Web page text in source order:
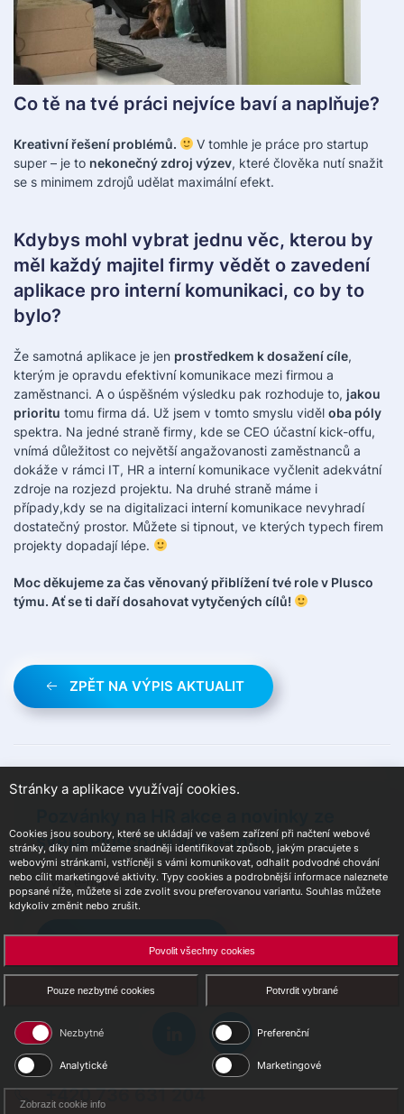
Co tě na tvé práci nejvíce baví a naplňuje?
Kreativní řešení problémů.
V tomhle je práce pro startup
super – je to nekonečný zdroj výzev, které člověka nutí snažit
se s minimem zdrojů udělat maximální efekt.
Kdybys mohl vybrat jednu věc, kterou by
měl každý majitel firmy vědět o zavedení
aplikace pro interní komunikaci, co by to
bylo?
Že samotná aplikace je jen prostředkem k dosažení cíle,
kterým je opravdu efektivní komunikace mezi firmou a
zaměstnanci. A o úspěšném výsledku pak rozhoduje to, jakou
prioritu tomu firma dá. Už jsem v tomto smyslu viděl oba póly
spektra. Na jedné straně firmy, kde se CEO účastní kick-offu,
vnímá důležitost co největší angažovanosti zaměstnanců a
dokáže v rámci IT, HR a interní komunikace vyčlenit adekvátní
zdroje na rozjezd projektu. Na druhé straně máme i
případy,kdy se na digitalizaci interní komunikace nevyhradí
dostatečný prostor. Můžete si tipnout, ve kterých typech firem
projekty dopadají lépe.
Moc děkujeme za čas věnovaný přiblížení tvé role v Plusco
týmu. Ať se ti daří dosahovat vytyčených cílů!
ZPĚT NA VÝPIS AKTUALIT
světa Plusco na váš e-mail
Přihlásit se k odběru
+420 736 631 204
Stránky a aplikace využívají cookies.
Cookies jsou soubory, které se ukládají ve vašem zařízení při načtení webové
stránky, díky nim můžeme snadněji identifikovat způsob, jakým pracujete s
webovými stránkami, vstřícněji s vámi komunikovat, odhalit podvodné chování
nebo cílit marketingové aktivity. Typy cookies a podrobnější informace naleznete
popsané níže, můžete si zde zvolit svou preferovanou variantu. Souhlas můžete
kdykoliv změnit nebo zrušit.
Pouze nezbytné cookies Potvrdit vybrané
Povolit všechny cookies
Nezbytné Preferenční
Analytické Marketingové
Zobrazit cookie info